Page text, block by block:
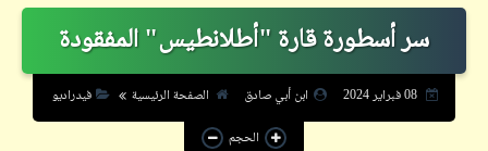
حكم
حواديت
حوار
سر أسطورة قارة "أطلانطيس" المفقودة
08 فبراير 2024 ابن أبي صادق الصفحة الرئيسية
فيدراديو
الحجم